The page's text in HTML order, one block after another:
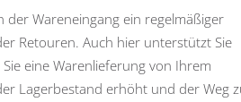
Wareneingang ein regelmäßiger
Retouren. Auch hier unterstützt Sie
eine Warenlieferung von Ihrem
Lagerbestand erhöht und der Weg